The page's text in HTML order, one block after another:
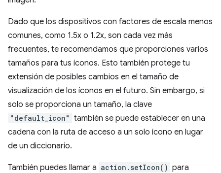
Dado que los dispositivos con factores de escala menos
comunes, como 1.5x o 1.2x, son cada vez más
frecuentes, te recomendamos que proporciones varios
tamaños para tus íconos. Esto también protege tu
extensión de posibles cambios en el tamaño de
visualización de los íconos en el futuro. Sin embargo, si
solo se proporciona un tamaño, la clave
"default_icon" también se puede establecer en una
cadena con la ruta de acceso a un solo ícono en lugar
de un diccionario.
También puedes llamar a action.setIcon() para